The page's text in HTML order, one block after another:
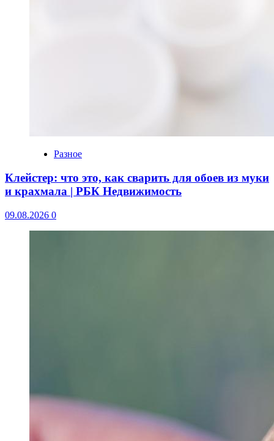
Разное
Клейстер: что это, как сварить для обоев из муки
и крахмала | РБК Недвижимость
09.08.2026 0